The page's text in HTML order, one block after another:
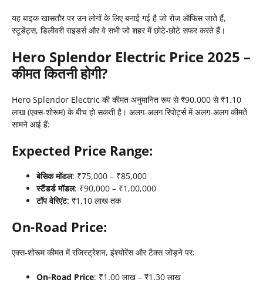
यह बाइक खासतौर पर उन लोगों के लिए बनाई गई है जो रोज ऑफिस जाते हैं,
स्टूडेंट्स, डिलीवरी राइडर्स और वे सभी जो शहर में छोटे-छोटे सफर करते हैं।
Hero Splendor Electric Price 2025 –
कीमत कितनी होगी?
Hero Splendor Electric की कीमत अनुमानित रूप से ₹90,000 से ₹1.10
लाख (एक्स-शोरूम) के बीच हो सकती है। अलग-अलग रिपोर्ट्स में अलग-अलग कीमतें
सामने आई हैं:
Expected Price Range:
बेसिक मॉडल: ₹75,000 – ₹85,000
स्टैंडर्ड मॉडल: ₹90,000 – ₹1,00,000
टॉप वेरिएंट: ₹1.10 लाख तक
On-Road Price:
एक्स-शोरूम कीमत में रजिस्ट्रेशन, इंश्योरेंस और टैक्स जोड़ने पर:
On-Road Price: ₹1.00 लाख – ₹1.30 लाख